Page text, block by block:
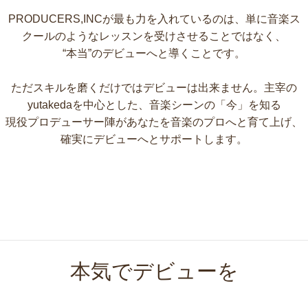
PRODUCERS,INCが最も力を入れているのは、単に音楽ス
クールのようなレッスンを受けさせることではなく、
“本当”のデビューへと導くことです。
ただスキルを磨くだけではデビューは出来ません。主宰の
yutakedaを中心とした、音楽シーンの「今」を知る
現役プロデューサー陣があなたを音楽のプロへと育て上げ、
確実にデビューへとサポートします。
本気でデビューを